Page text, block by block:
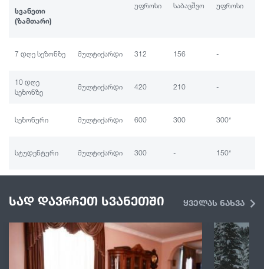
სვანეთი
(ზამთარი)
უფროსი საბავშვო უფროსი
7 დღე სეზონზე მულტიქარდი 312 156 -
10 დღე
სეზონზე
მულტიქარდი 420 210 -
სეზონური მულტიქარდი 600 300 300*
სტუდენტური მულტიქარდი 300 - 150*
სად დავრჩეთ სვანეთში ყველას ნახვა